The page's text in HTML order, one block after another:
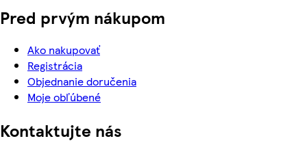
Pred prvým nákupom
Ako nakupovať
Registrácia
Objednanie doručenia
Moje obľúbené
Kontaktujte nás